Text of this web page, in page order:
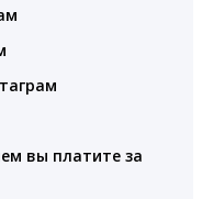
вы платите за